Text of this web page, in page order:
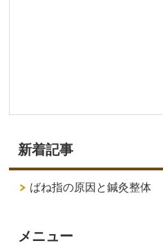
新着記事
ばね指の原因と鍼灸整体
メニュー